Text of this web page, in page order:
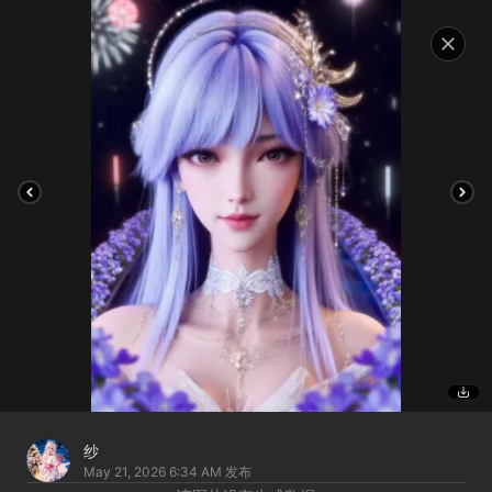
纱
May 21, 2026 6:34 AM 发布